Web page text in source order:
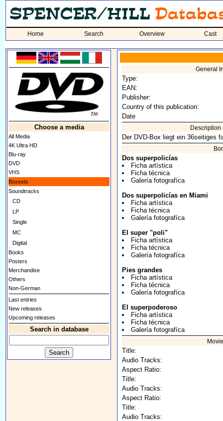
Home Search Overview Cast
Choose a media
All Media
4K Ultra HD
Blu-ray
DVD
VHS
Boxsets
Soundtracks
CD
LP
Single
MC
Digital
Books
Posters
Merchandise
Others
Non-German
Last entries
New releases
Upcoming releases
Search in database
General
Type:
EAN:
Publisher:
Country of this publication:
Date
Description
Der DVD-Box liegt ein 36seitiges
Dos superpolicías
Ficha artística
Ficha técnica
Galería fotografíca
Dos superpolicías en Miami
Ficha artística
Ficha técnica
Galería fotografíca
El super "poli"
Ficha artística
Ficha técnica
Galería fotografíca
Pies grandes
Ficha artística
Ficha técnica
Galería fotografíca
El superpoderoso
Ficha artística
Ficha técnica
Galería fotografíca
Title:
Audio Tracks:
Aspect Ratio:
Title:
Audio Tracks:
Aspect Ratio:
Title:
Audio Tracks: